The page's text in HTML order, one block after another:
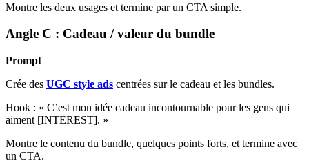
Montre les deux usages et termine par un CTA simple.
Angle C : Cadeau / valeur du bundle
Prompt
Crée des UGC style ads centrées sur le cadeau et les bundles.
Hook : « C’est mon idée cadeau incontournable pour les gens qui
aiment [INTEREST]. »
Montre le contenu du bundle, quelques points forts, et termine avec
un CTA.